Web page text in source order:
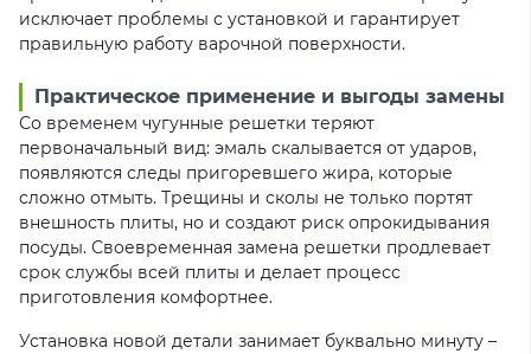
исключает проблемы с установкой и гарантирует
правильную работу варочной поверхности.
Практическое применение и выгоды замены
Со временем чугунные решетки теряют
первоначальный вид: эмаль скалывается от ударов,
появляются следы пригоревшего жира, которые
сложно отмыть. Трещины и сколы не только портят
внешность плиты, но и создают риск опрокидывания
посуды. Своевременная замена решетки продлевает
срок службы всей плиты и делает процесс
приготовления комфортнее.
Установка новой детали занимает буквально минуту –